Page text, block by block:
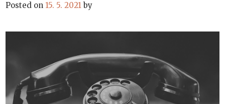
Posted on 15. 5. 2021by